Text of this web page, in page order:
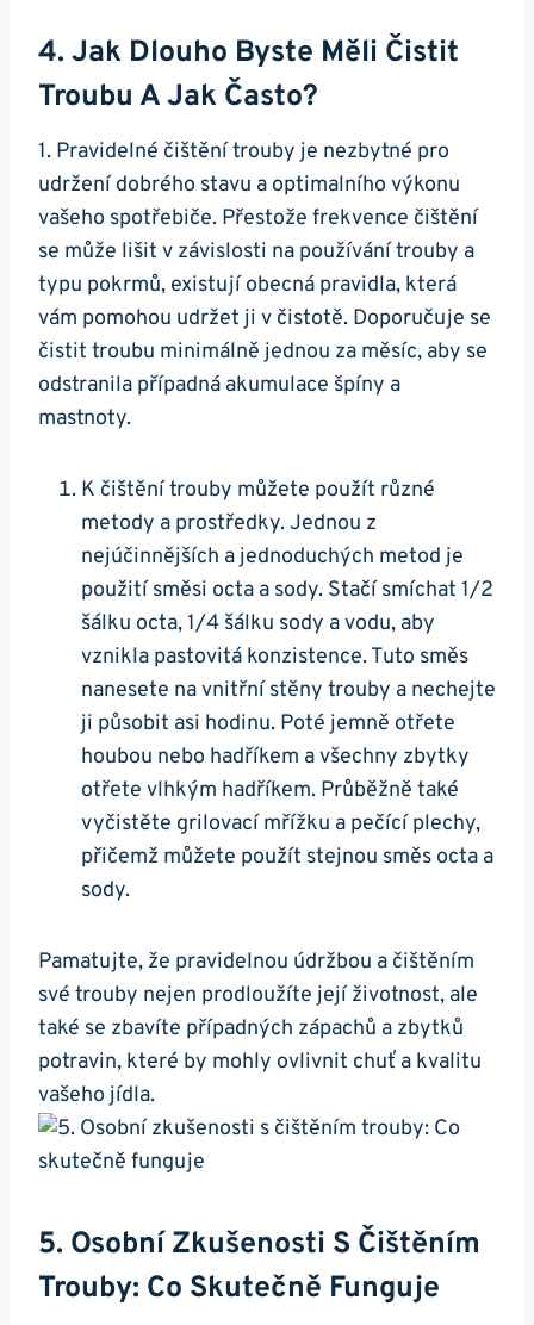
4. Jak Dlouho Byste Měli Čistit
Troubu A Jak‌ Často?
1. Pravidelné čištění trouby je nezbytné pro
udržení dobrého stavu a optimalního výkonu
vašeho spotřebiče. ⁣Přestože frekvence⁤ čištění
se může lišit⁢ v závislosti na používání⁤ trouby a
⁢typu pokrmů, existují obecná pravidla, která
vám pomohou ‌udržet ji⁢ v čistotě. Doporučuje se
čistit troubu minimálně jednou za⁤ měsíc, aby se
odstranila případná ​akumulace špíny a
mastnoty.
K čištění ⁢trouby můžete použít různé
metody a prostředky. ⁤Jednou z
nejúčinnějších a jednoduchých metod je
použití směsi octa a sody. Stačí smíchat 1/2
šálku octa, 1/4 šálku sody a vodu, aby
vznikla pastovitá konzistence. Tuto směs
nanesete na vnitřní stěny trouby a nechejte
ji působit asi hodinu. Poté jemně otřete
‌houbou​ nebo⁢ hadříkem a všechny zbytky
otřete vlhkým hadříkem. Průběžně také
vyčistěte grilovací mřížku a pečící plechy,‌
přičemž ⁢můžete použít stejnou směs octa a
sody.
Pamatujte, že pravidelnou údržbou a čištěním
své trouby‍ nejen prodloužíte ⁢její životnost, ale
také se zbavíte případných ⁣zápachů a⁣ zbytků‍
potravin,⁢ které by mohly ovlivnit chuť a kvalitu
vašeho jídla.
5. Osobní Zkušenosti S Čištěním
Trouby: Co Skutečně Funguje